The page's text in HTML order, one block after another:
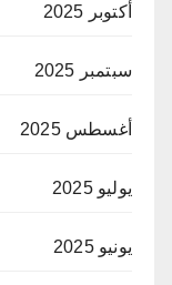
أكتوبر 2025
سبتمبر 2025
أغسطس 2025
يوليو 2025
يونيو 2025